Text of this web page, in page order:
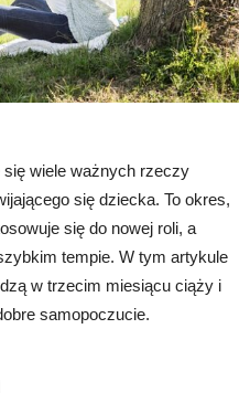
wiele ważnych rzeczy
się dziecka. To okres,
się do nowej roli, a
tempie. W tym artykule
w trzecim miesiącu ciąży i
samopoczucie.